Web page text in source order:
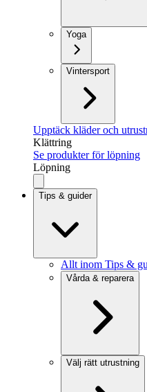
Yoga
Vintersport
Upptäck kläder och
Klättring
Se produkter för löpning
Löpning
Tips & guider
Allt inom Tips &
Vårda & reparera
Välj rätt utrustning